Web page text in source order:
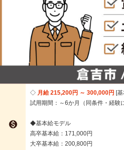

月給 215,200円 ～ 300,000円
試用期間：～6か月（同条件・経験
◆基本給モデル
高卒基本給：171,000円
大卒基本給：200,800円